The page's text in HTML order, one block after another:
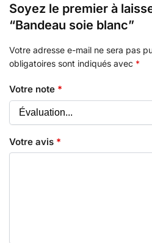
Soyez le premier à
“Bandeau soie blanc”
Votre adresse e-mail ne sera pas
obligatoires sont indiqués avec *
Votre note *
Votre avis *